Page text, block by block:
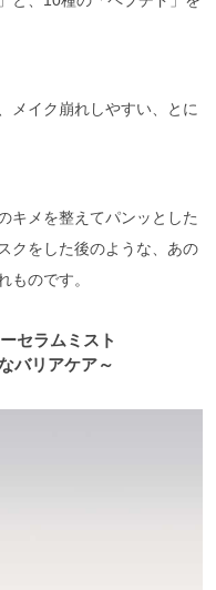
メイク崩れしやすい、とに
キメを整えてパンッとした
クをした後のような、あの
ものです。
セラムミスト
バリアケア～